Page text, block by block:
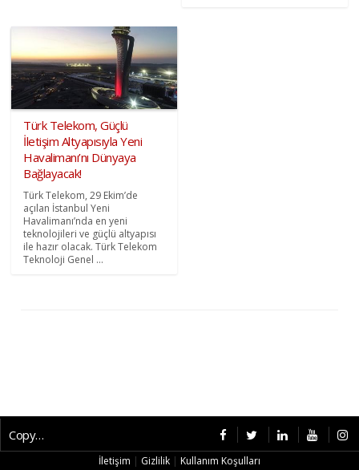
Türk Telekom, Güçlü
İletişim Altyapısıyla Yeni
Havalimanı’nı Dünyaya
Bağlayacak!
Türk Telekom, 29 Ekim’de
açılan İstanbul Yeni
Havalimanı’nda en yeni
teknolojileri ve güçlü altyapısı
ile hazır olacak. Türk Telekom
Teknoloji Genel ...
Copyright © 2026 CybermagOnline
İletişim | Gizlilik | Kullanım Koşulları